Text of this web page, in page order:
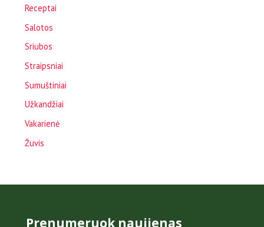
Receptai
Salotos
Sriubos
Straipsniai
Sumuštiniai
Užkandžiai
Vakarienė
Žuvis
Prenumeruok naujienas